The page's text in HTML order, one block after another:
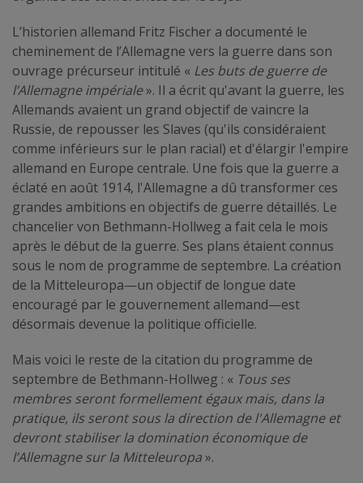
L’historien allemand Fritz Fischer a documenté le
cheminement de l’Allemagne vers la guerre dans son
ouvrage précurseur intitulé « Les buts de guerre de
l’Allemagne impériale». Il a écrit qu'avant la guerre, les
Allemands avaient un grand objectif de vaincre la
Russie, de repousser les Slaves (qu'ils considéraient
comme inférieurs sur le plan racial) et d'élargir l'empire
allemand en Europe centrale. Une fois que la guerre a
éclaté en août 1914, l'Allemagne a dû transformer ces
grandes ambitions en objectifs de guerre détaillés. Le
chancelier von Bethmann-Hollweg a fait cela le mois
après le début de la guerre. Ses plans étaient connus
sous le nom de programme de septembre. La création
de la Mitteleuropa—un objectif de longue date
encouragé par le gouvernement allemand—est
désormais devenue la politique officielle.
Mais voici le reste de la citation du programme de
septembre de Bethmann-Hollweg : « Tous ses
membres seront formellement égaux mais, dans la
pratique, ils seront sous la direction de l'Allemagne et
devront stabiliser la domination économique de
l’Allemagne sur la Mitteleuropa».